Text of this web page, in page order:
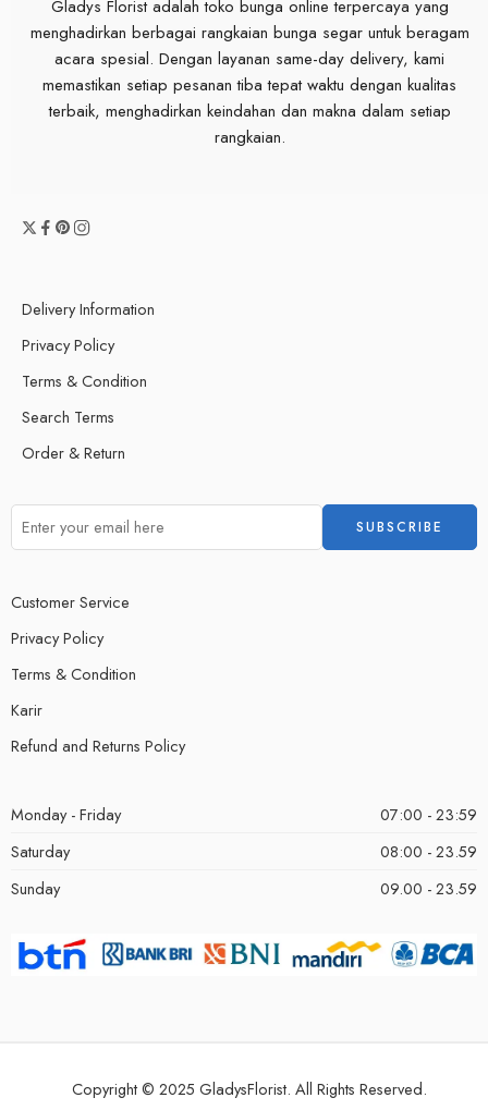
Gladys Florist adalah toko bunga online terpercaya yang
menghadirkan berbagai rangkaian bunga segar untuk beragam
acara spesial. Dengan layanan same-day delivery, kami
memastikan setiap pesanan tiba tepat waktu dengan kualitas
terbaik, menghadirkan keindahan dan makna dalam setiap
rangkaian.
Delivery Information
Privacy Policy
Terms & Condition
Search Terms
Order & Return
Customer Service
Privacy Policy
Terms & Condition
Karir
Refund and Returns Policy
Monday - Friday
07:00 - 23:59
Saturday
08:00 - 23.59
Sunday
09.00 - 23.59
Copyright © 2025 GladysFlorist. All Rights Reserved.